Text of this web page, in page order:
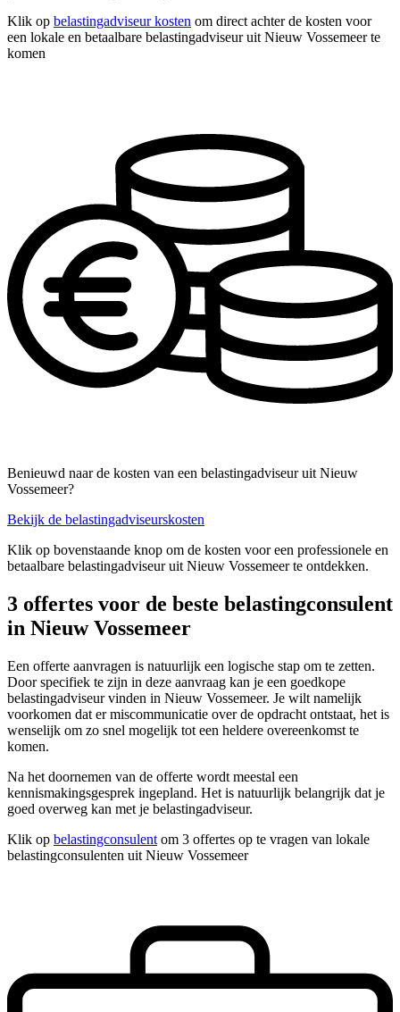
Klik op belastingadviseur kosten om direct achter de kosten voor
een lokale en betaalbare belastingadviseur uit Nieuw Vossemeer te
komen
Benieuwd naar de kosten van een belastingadviseur uit Nieuw
Vossemeer?
Bekijk de belastingadviseurskosten
Klik op bovenstaande knop om de kosten voor een professionele en
betaalbare belastingadviseur uit Nieuw Vossemeer te ontdekken.
3 offertes voor de beste belastingconsulent
in Nieuw Vossemeer
Een offerte aanvragen is natuurlijk een logische stap om te zetten.
Door specifiek te zijn in deze aanvraag kan je een goedkope
belastingadviseur vinden in Nieuw Vossemeer. Je wilt namelijk
voorkomen dat er miscommunicatie over de opdracht ontstaat, het is
wenselijk om zo snel mogelijk tot een heldere overeenkomst te
komen.
Na het doornemen van de offerte wordt meestal een
kennismakingsgesprek ingepland. Het is natuurlijk belangrijk dat je
goed overweg kan met je belastingadviseur.
Klik op belastingconsulent om 3 offertes op te vragen van lokale
belastingconsulenten uit Nieuw Vossemeer